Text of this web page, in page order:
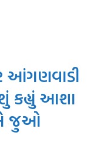
આંગણવાડી
કહ્યું આશા
એ જુઓ